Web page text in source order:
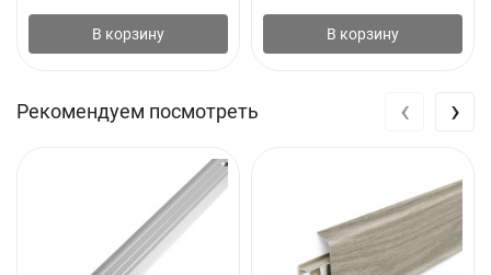
В корзину В корзину
Рекомендуем посмотреть ‹ ›